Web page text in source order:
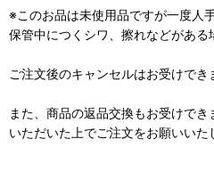
※このお品は未使用品ですが一度人
保管中につくシワ、擦れなどがある
ご注文後のキャンセルはお受けでき
また、商品の返品交換もお受けで
いただいた上でご注文をお願いいた